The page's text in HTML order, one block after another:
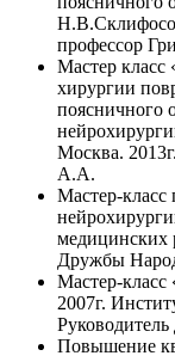
профессор
Мастер класс
хирургии
поясничного
Москва.
А.А.
Мастер-
медицинских
Дружбы
Мастер-класс
2007г.
Повышение